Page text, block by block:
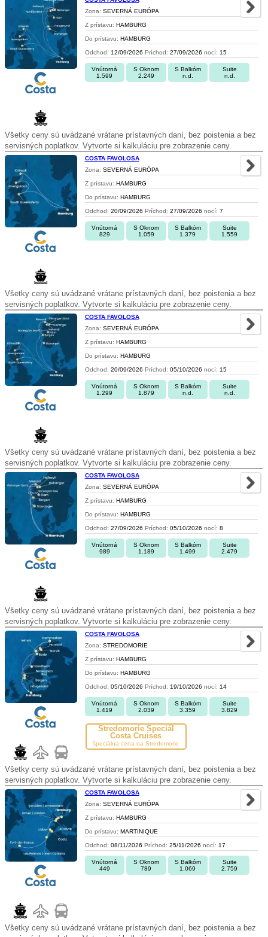
Zona: SEVERNÁ EURÓPA
Z prístavu: HAMBURG
Do prístavu: HAMBURG
Odchod: 12/09/2026 Príchod: 27/09/2026 nocí: 15
Vnútorná
1.599
S Oknom
2.249
S Balkóm
n.d.
Suite
n.d.
Všetky ceny sú uvádzané vrátane prístavných daní, bez poistenia a bez
servisných poplatkov. Vytvorte si kalkuláciu pre zobrazenie ceny.
COSTA FAVOLOSA
Zona: SEVERNÁ EURÓPA
Z prístavu: HAMBURG
Do prístavu: HAMBURG
Odchod: 20/09/2026 Príchod: 27/09/2026 nocí: 7
Vnútorná
829
S Oknom
1.059
S Balkóm
1.379
Suite
1.559
Všetky ceny sú uvádzané vrátane prístavných daní, bez poistenia a bez
servisných poplatkov. Vytvorte si kalkuláciu pre zobrazenie ceny.
COSTA FAVOLOSA
Zona: SEVERNÁ EURÓPA
Z prístavu: HAMBURG
Do prístavu: HAMBURG
Odchod: 20/09/2026 Príchod: 05/10/2026 nocí: 15
Vnútorná
1.299
S Oknom
1.879
S Balkóm
n.d.
Suite
n.d.
Všetky ceny sú uvádzané vrátane prístavných daní, bez poistenia a bez
servisných poplatkov. Vytvorte si kalkuláciu pre zobrazenie ceny.
COSTA FAVOLOSA
Zona: SEVERNÁ EURÓPA
Z prístavu: HAMBURG
Do prístavu: HAMBURG
Odchod: 27/09/2026 Príchod: 05/10/2026 nocí: 8
Vnútorná
989
S Oknom
1.189
S Balkóm
1.499
Suite
2.479
Všetky ceny sú uvádzané vrátane prístavných daní, bez poistenia a bez
servisných poplatkov. Vytvorte si kalkuláciu pre zobrazenie ceny.
COSTA FAVOLOSA
Zona: STREDOMORIE
Z prístavu: HAMBURG
Do prístavu: HAMBURG
Odchod: 05/10/2026 Príchod: 19/10/2026 nocí: 14
Vnútorná
1.419
S Oknom
2.039
S Balkóm
3.359
Suite
3.829
Stredomorie Špeciál
Costa Cruises
špeciálna cena na Stredomorie
Všetky ceny sú uvádzané vrátane prístavných daní, bez poistenia a bez
servisných poplatkov. Vytvorte si kalkuláciu pre zobrazenie ceny.
COSTA FAVOLOSA
Zona: SEVERNÁ EURÓPA
Z prístavu: HAMBURG
Do prístavu: MARTINIQUE
Odchod: 08/11/2026 Príchod: 25/11/2026 nocí: 17
Vnútorná
449
S Oknom
789
S Balkóm
1.069
Suite
2.759
Všetky ceny sú uvádzané vrátane prístavných daní, bez poistenia a bez